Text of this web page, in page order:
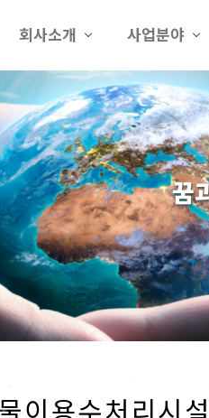
회사소개 사업분야
꿈